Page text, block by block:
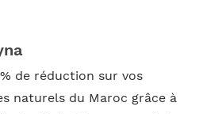
de réduction sur vos
naturels du Maroc grâce à